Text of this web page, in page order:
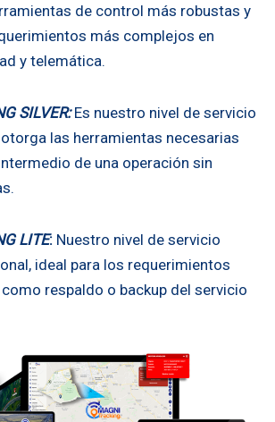
de control más robustas y
más complejos en
y telemática.
SILVER:Es nuestro nivel de servicio
las herramientas necesarias
de una operación sin
LITE: Nuestro nivel de servicio
ideal para los requerimientos
respaldo o backup del servicio